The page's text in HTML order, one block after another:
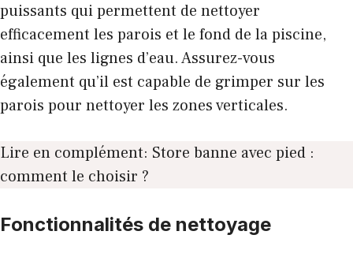
puissants qui permettent de nettoyer
efficacement les parois et le fond de la piscine,
ainsi que les lignes d’eau. Assurez-vous
également qu’il est capable de grimper sur les
parois pour nettoyer les zones verticales.
Lire en complément: Store banne avec pied :
comment le choisir ?
Fonctionnalités de nettoyage